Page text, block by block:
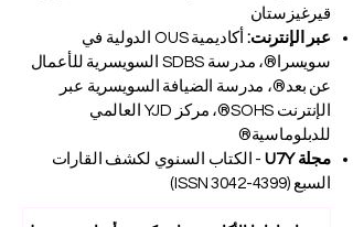
قيرغيزستان
عبر الإنترنت:
أكاديمية OUS الدولية في
سويسرا®، مدرسة SDBS السويسرية للأعمال
عن بعد®، مدرسة الضيافة السويسرية عبر
الإنترنت SOHS®، مركز YJD العالمي
للدبلوماسية®
مجلة U7Y
- الكتاب السنوي لكشف القارات
السبع (ISSN3042-4399)